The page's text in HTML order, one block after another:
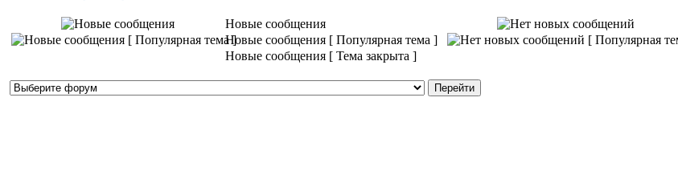
Новые сообщения
Новые сообщения [ Популярная тема ]
Новые сообщения [ Тема закрыта ]